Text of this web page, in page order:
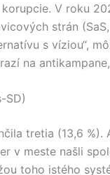
V roku
strán
s víziou“,
na
SD)
tretia (13,6
v meste našli
toho istého